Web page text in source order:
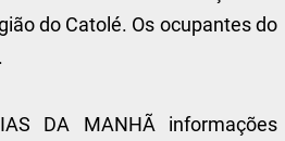
do Catolé. Os ocupantes do
DA MANHÃ informações